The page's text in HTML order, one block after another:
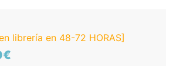
librería en 48-72 HORAS]